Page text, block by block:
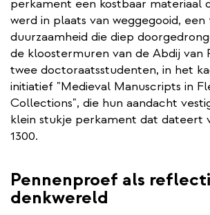
perkament een kostbaar materiaal
werd in plaats van weggegooid, een
duurzaamheid die diep
de kloostermuren van de Abdij van
twee doctoraatsstudenten, in het
initiatief "Medieval Manuscripts in
Collections", die hun aandacht
klein stukje perkament dat dateert
1300.
Pennenproef als
denkwereld